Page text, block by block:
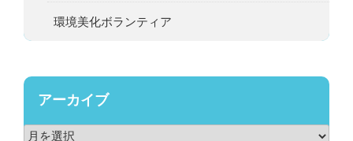
環境美化ボランティア
アーカイブ